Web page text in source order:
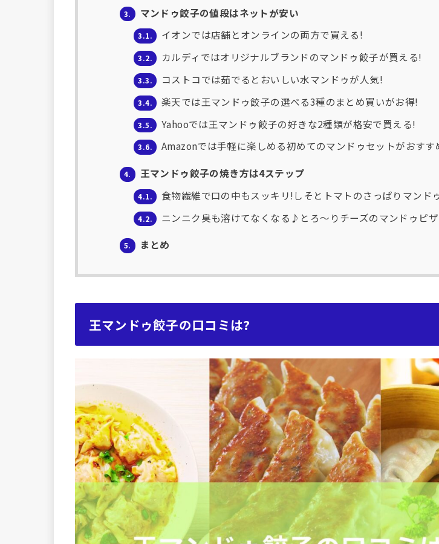
3. マンドゥ餃子の値段はネットが安い
3.1. イオンでは店舗とオンラインの両方で買える!
3.2. カルディではオリジナルブランドのマンドゥ餃子が買える!
3.3. コストコでは茹でるとおいしい水マンドゥが人気!
3.4. 楽天では王マンドゥ餃子の選べる3種のまとめ買いがお得!
3.5. Yahooでは王マンドゥ餃子の好きな2種類が格安で買える!
3.6. Amazonでは手軽に楽しめる初めてのマンドゥセットがおすす
4. 王マンドゥ餃子の焼き方は4ステップ
4.1. 食物繊維で口の中もスッキリ!しそとトマトのさっぱりマンド
4.2. ニンニク臭も溶けてなくなる♪とろ〜りチーズのマンドゥピザ
5. まとめ
王マンドゥ餃子の口コミは?